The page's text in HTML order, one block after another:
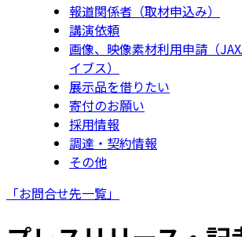
報道関係者（取材申込み）
講演依頼
画像、映像素材利用申請（
イブス）
展示品を借りたい
寄付のお願い
採用情報
調達・契約情報
その他
「お問合せ先一覧」